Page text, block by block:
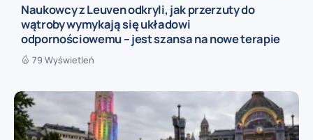
Naukowcy z Leuven odkryli, jak przerzuty do
wątroby wymykają się układowi
odpornościowemu – jest szansa na nowe terapie
79 Wyświetleń